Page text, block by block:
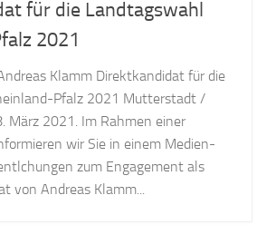
für die Landtagswahl
2021
Klamm Direktkandidat für die
Pfalz 2021 Mutterstadt /
März 2021. Im Rahmen einer
wir Sie in einem Medien-
zum Engagement als
von Andreas Klamm...